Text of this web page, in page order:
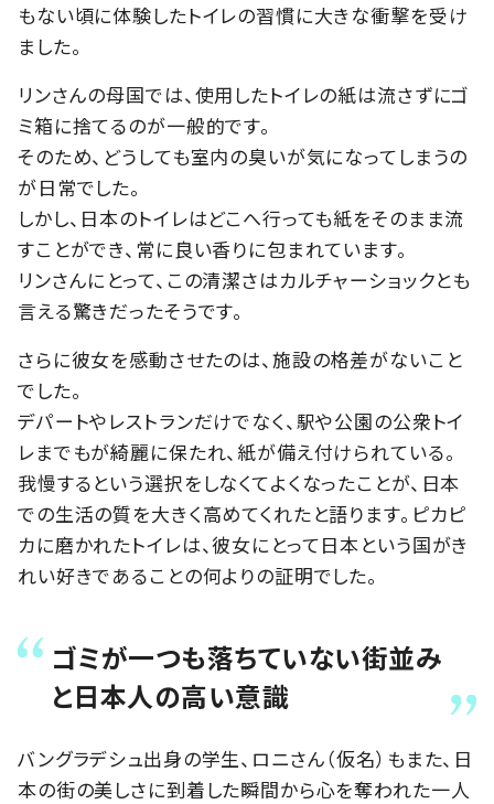
もない頃に体験したトイレの習慣に大きな衝撃を受け
ました。
リンさんの母国では、使用したトイレの紙は流さずにゴ
ミ箱に捨てるのが一般的です。
そのため、どうしても室内の臭いが気になってしまうの
が日常でした。
しかし、日本のトイレはどこへ行っても紙をそのまま流
すことができ、常に良い香りに包まれています。
リンさんにとって、この清潔さはカルチャーショックとも
言える驚きだったそうです。
さらに彼女を感動させたのは、施設の格差がないこと
でした。
デパートやレストランだけでなく、駅や公園の公衆トイ
レまでもが綺麗に保たれ、紙が備え付けられている。
我慢するという選択をしなくてよくなったことが、日本
での生活の質を大きく高めてくれたと語ります。ピカピ
カに磨かれたトイレは、彼女にとって日本という国がき
れい好きであることの何よりの証明でした。
ゴミが一つも落ちていない街並み
と日本人の高い意識
バングラデシュ出身の学生、ロニさん（仮名）もまた、日
本の街の美しさに到着した瞬間から心を奪われた一人